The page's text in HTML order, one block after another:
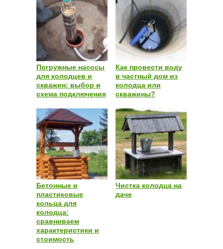
Погружные насосы
для колодцев и
скважин: выбор и
схема подключения
Как провести воду
в частный дом из
колодца или
скважины?
Бетонные и
пластиковые
кольца для
колодца:
сравниваем
характеристики и
стоимость
Чистка колодца на
даче